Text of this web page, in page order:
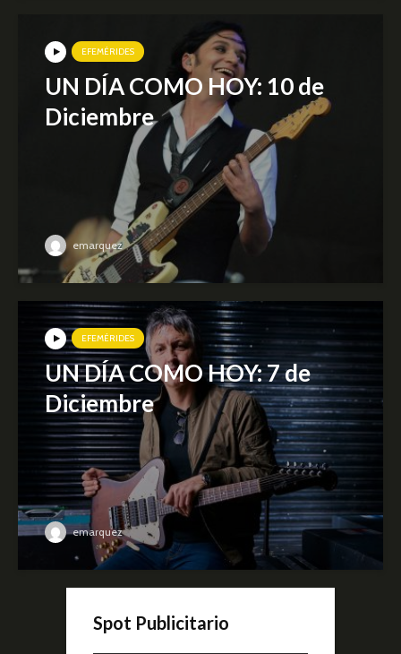
EFEMÉRIDES
UN DÍA COMO HOY: 10 de
Diciembre
emarquez
EFEMÉRIDES
UN DÍA COMO HOY: 7 de
Diciembre
emarquez
Spot Publicitario